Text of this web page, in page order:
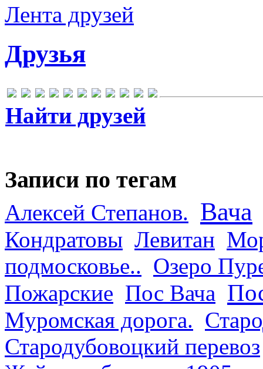
Лента друзей
Друзья
Найти друзей
Записи по тегам
Алексей Степанов. Вача
Кондратовы Левитан
подмосковье.. Озеро
Пожарские Пос Вача
Муромская дорога.
Стародубовоцкий перевоз